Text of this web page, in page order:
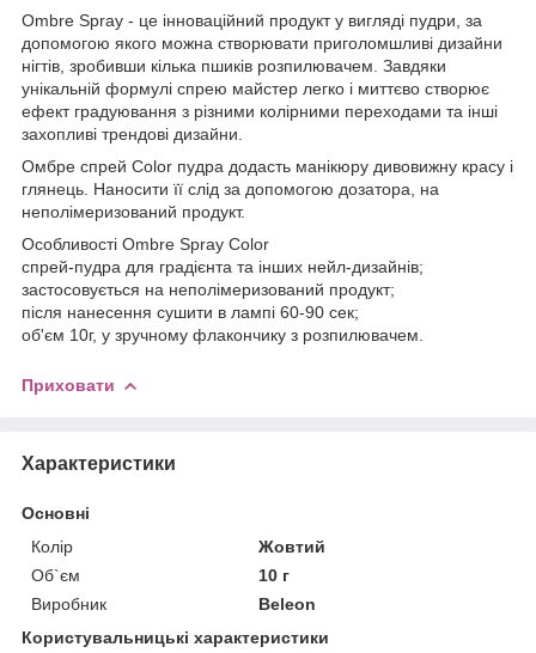
Ombre Spray - це інноваційний продукт у вигляді пудри, за
допомогою якого можна створювати приголомшливі дизайни
нігтів, зробивши кілька пшиків розпилювачем. Завдяки
унікальній формулі спрею майстер легко і миттєво створює
ефект градуювання з різними колірними переходами та інші
захопливі трендові дизайни.
Омбре спрей Color пудра додасть манікюру дивовижну красу і
глянець. Наносити її слід за допомогою дозатора, на
неполімеризований продукт.
Особливості Ombre Spray Color
спрей-пудра для градієнта та інших нейл-дизайнів;
застосовується на неполімеризований продукт;
після нанесення сушити в лампі 60-90 сек;
об'єм 10г, у зручному флакончику з розпилювачем.
Приховати
Характеристики
Основні
Колір
Жовтий
Об`єм
10 г
Виробник
Beleon
Користувальницькі характеристики